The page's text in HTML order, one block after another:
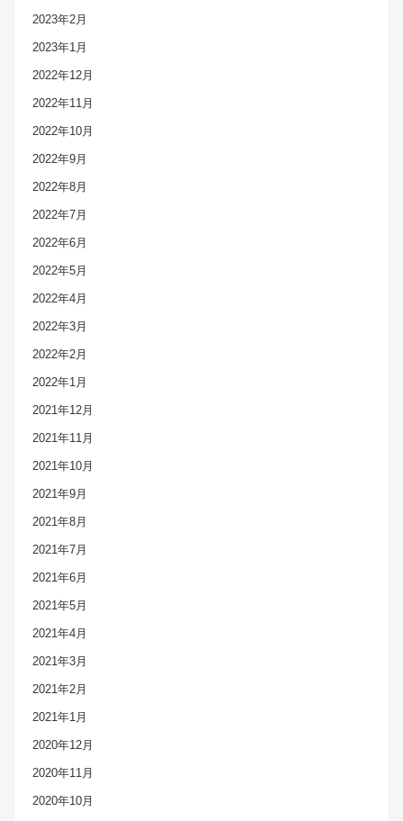
2023年2月
2023年1月
2022年12月
2022年11月
2022年10月
2022年9月
2022年8月
2022年7月
2022年6月
2022年5月
2022年4月
2022年3月
2022年2月
2022年1月
2021年12月
2021年11月
2021年10月
2021年9月
2021年8月
2021年7月
2021年6月
2021年5月
2021年4月
2021年3月
2021年2月
2021年1月
2020年12月
2020年11月
2020年10月